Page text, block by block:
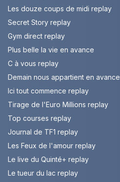
Les douze coups de midi replay
Secret Story replay
Gym direct replay
Plus belle la vie en avance
C à vous replay
Demain nous appartient en avance
Ici tout commence replay
Tirage de l'Euro Millions replay
Top courses replay
Journal de TF1 replay
Les Feux de l'amour replay
Le live du Quinté+ replay
Le tueur du lac replay